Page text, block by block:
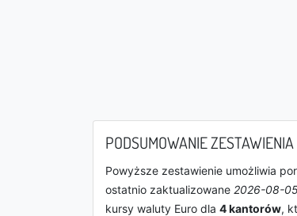
PODSUMOWANIE ZESTAWIENIA
Powyższe zestawienie umożliwia
ostatnio zaktualizowane 2026-08-
kursy waluty Euro dla 4 kantorów,